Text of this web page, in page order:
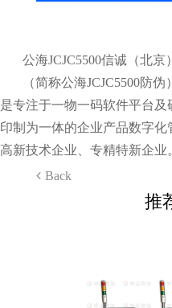
公海JCJC5500信诚（北京
（简称公海JCJC5500防伪
是专注于一物一码软件平台及
印制为一体的企业产品数字化
高新技术企业、专精特新企业
Back
推